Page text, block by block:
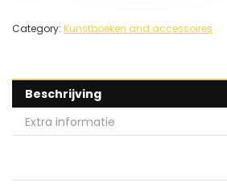
Category: Kunstboeken and accessoires
Beschrijving
Extra informatie